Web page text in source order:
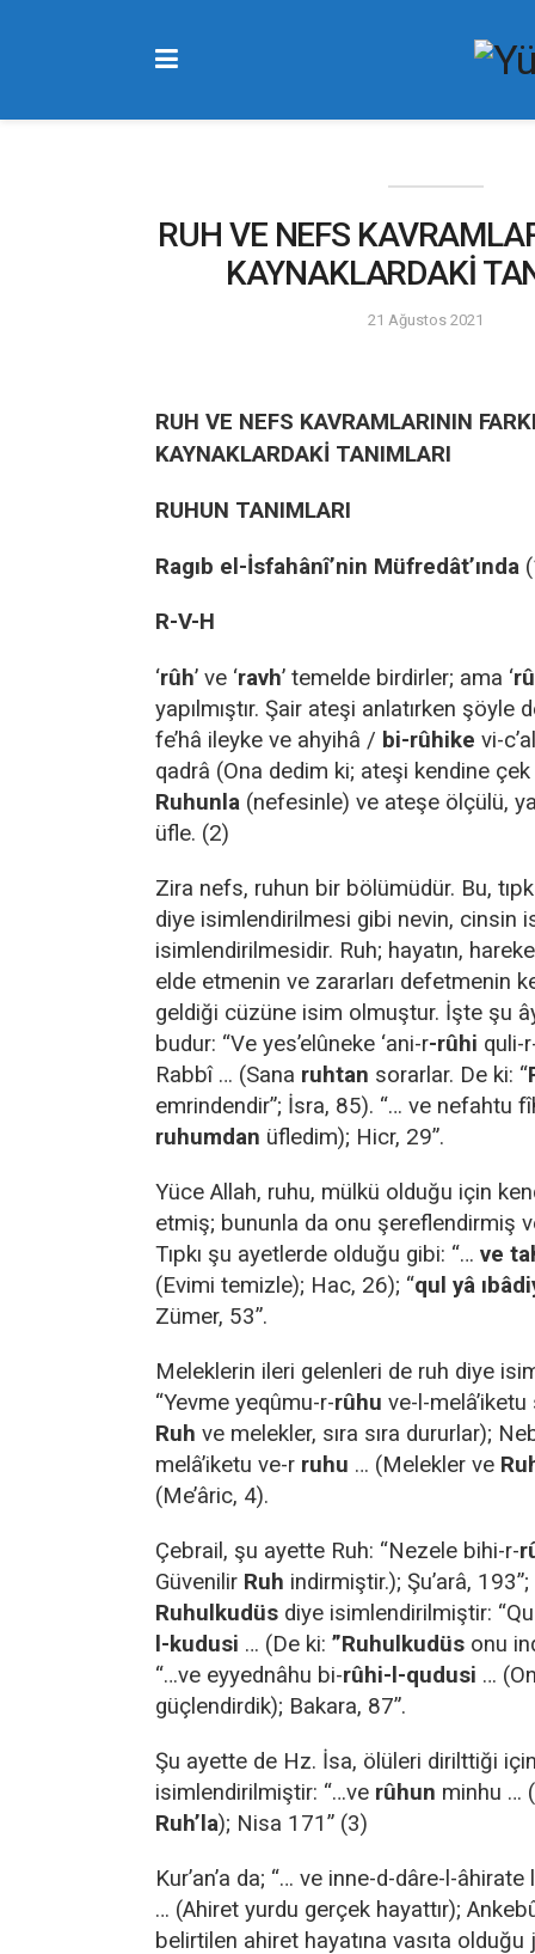
RUH VE NEFS
KAYNAKLARDAKİ
21 Ağustos 2021
RUH VE NEFS KAVRAMLARININ
KAYNAKLARDAKİ TANIMLARI
RUHUN TANIMLARI
Ragıb el-İsfahânî’nin Müfredât’ında
R-V-H
‘rûh’ ve ‘ravh’ temelde birdirler; ama ‘
yapılmıştır. Şair ateşi anlatırken şöyle
fe’hâ ileyke ve ahyihâ / bi-rûhike vi-
qadrâ (Ona dedim ki; ateşi kendine çek
Ruhunla (nefesinle) ve ateşe ölçülü,
üfle. (2)
Zira nefs, ruhun bir bölümüdür. Bu,
diye isimlendirilmesi gibi nevin, cinsin
isimlendirilmesidir. Ruh; hayatın,
elde etmenin ve zararları defetmenin
geldiği cüzüne isim olmuştur. İşte şu
budur: “Ve yes’elûneke ‘ani-r-rûhi quli-
Rabbî … (Sana ruhtan sorarlar. De ki: “
emrindendir”; İsra, 85). “… ve nefahtu
ruhumdan üfledim); Hicr, 29”.
Yüce Allah, ruhu, mülkü olduğu için
etmiş; bununla da onu şereflendirmiş
Tıpkı şu ayetlerde olduğu gibi: “… ve
(Evimi temizle); Hac, 26); “qul yâ
Zümer, 53”.
Meleklerin ileri gelenleri de ruh diye
“Yevme yeqûmu-r-rûhu ve-l-
Ruh ve melekler, sıra sıra dururlar);
melâ’iketu ve-r ruhu … (Melekler ve
(Me’âric, 4).
Çebrail, şu ayette Ruh: “Nezele bihi-r-
Güvenilir Ruh indirmiştir.); Şu’arâ,
Ruhulkudüs diye isimlendirilmiştir:
l-kudusi … (De ki: ”Ruhulkudüs onu
“…ve eyyednâhu bi-rûhi-l-qudusi …
güçlendirdik); Bakara, 87”.
Şu ayette de Hz. İsa, ölüleri dirilttiği
isimlendirilmiştir: “…ve rûhun minhu …
Ruh’la); Nisa 171” (3)
Kur’an’a da; “… ve inne-d-dâre-l-
… (Ahiret yurdu gerçek hayattır);
belirtilen ahiret hayatına vasıta